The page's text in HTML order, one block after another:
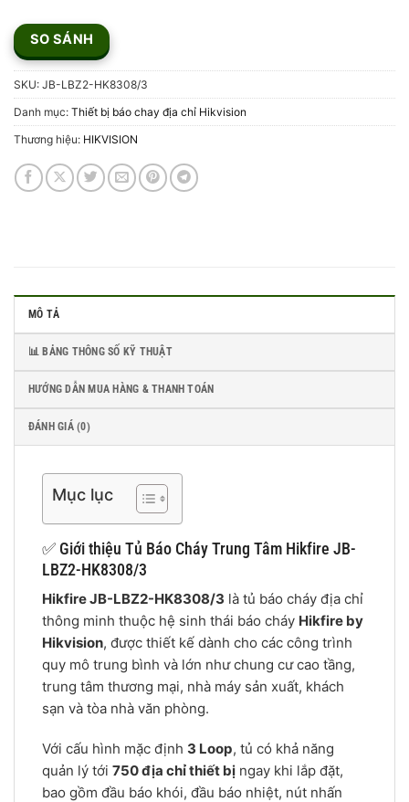
SO SÁNH
SKU: JB-LBZ2-HK8308/3
Danh mục: Thiết bị báo chay địa chỉ Hikvision
Thương hiệu: HIKVISION
MÔ TẢ
📊 BẢNG THÔNG SỐ KỸ THUẬT
HƯỚNG DẪN MUA HÀNG & THANH TOÁN
ĐÁNH GIÁ (0)
Mục lục
✅ Giới thiệu Tủ Báo Cháy Trung Tâm Hikfire JB-
LBZ2-HK8308/3
Hikfire JB-LBZ2-HK8308/3 là tủ báo cháy địa chỉ
thông minh thuộc hệ sinh thái báo cháy Hikfire by
Hikvision, được thiết kế dành cho các công trình
quy mô trung bình và lớn như chung cư cao tầng,
trung tâm thương mại, nhà máy sản xuất, khách
sạn và tòa nhà văn phòng.
Với cấu hình mặc định 3 Loop, tủ có khả năng
quản lý tới 750 địa chỉ thiết bị ngay khi lắp đặt,
bao gồm đầu báo khói, đầu báo nhiệt, nút nhấn